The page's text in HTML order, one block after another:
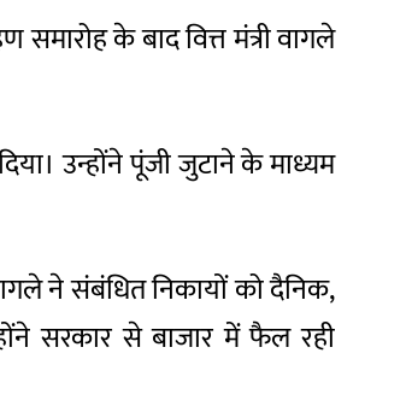
के बाद वित्त मंत्री वागले
उन्होंने पूंजी जुटाने के माध्यम
ने संबंधित निकायों को दैनिक,
सरकार से बाजार में फैल रही